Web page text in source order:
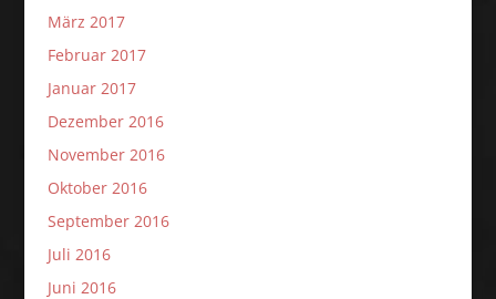
März 2017
Februar 2017
Januar 2017
Dezember 2016
November 2016
Oktober 2016
September 2016
Juli 2016
Juni 2016